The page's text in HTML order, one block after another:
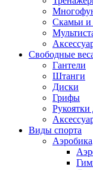
Скамьи и
Свободные
Гантели
Штанги
Диски
Грифы
Рукоятки
Виды спорта